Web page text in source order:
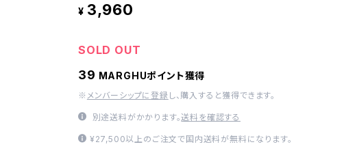
¥ 3,960
SOLD OUT
39 MARGHUポイント獲得
※ メンバーシップに登録 し、購入すると獲得できます。
別途送料がかかります。送料を確認する
¥27,500以上のご注文で国内送料が無料になります。